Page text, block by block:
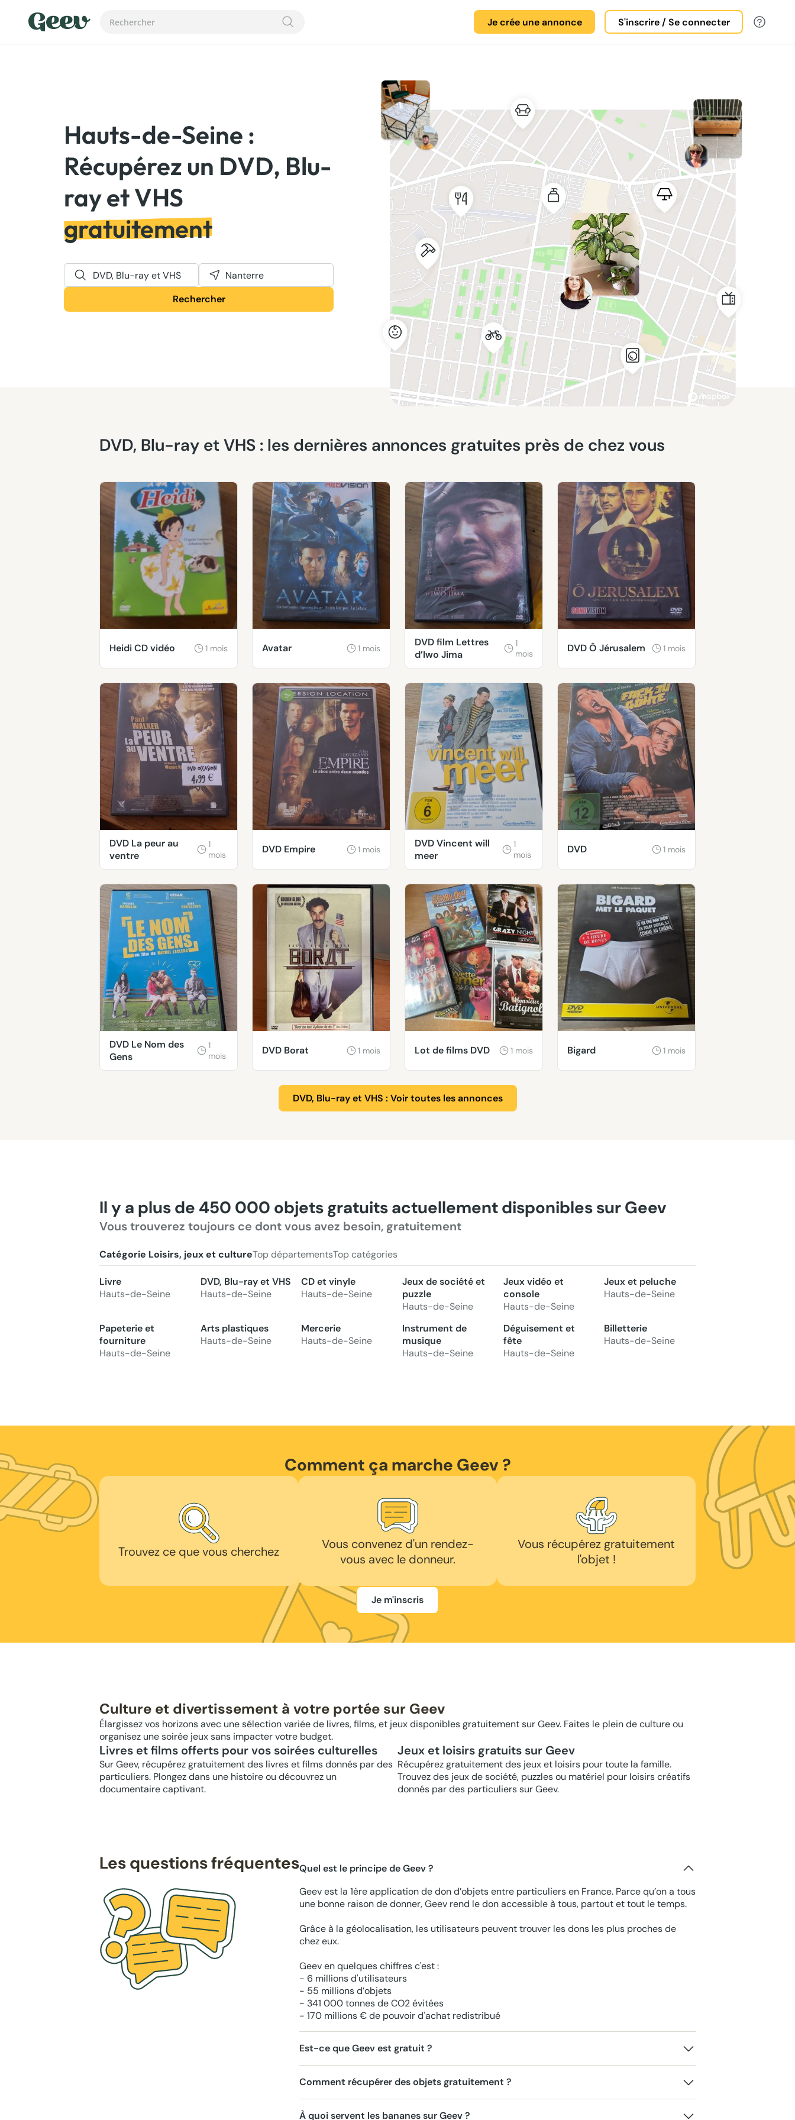
Je crée une annonce S'inscrire / Se connecter
Hauts-de-Seine :
Récupérez un DVD, Blu-
gratuitement
DVD, Blu-ray et VHS
Nanterre
Rechercher
DVD, Blu-ray et VHS : les dernières annonces gratuites près de chez vous
Heidi CD vidéo 1 mois Avatar 1 mois
DVD film Lettres
d’Iwo Jima
1
mois
DVD Ô Jérusalem 1 mois
DVD La peur au
ventre
1
mois
DVD Empire 1 mois
DVD Vincent will
meer
1
mois
DVD 1 mois
DVD Le Nom des
Gens
1
mois
DVD Borat 1 mois Lot de films DVD 1 mois Bigard 1 mois
DVD, Blu-ray et VHS : Voir toutes les annonces
Il y a plus de 450 000 objets gratuits actuellement disponibles sur Geev
Vous trouverez toujours ce dont vous avez besoin, gratuitement
Catégorie Loisirs, jeux et cultureTop départementsTop catégories
Livre
Hauts-de-Seine
DVD, Blu-ray et VHS
Hauts-de-Seine
CD et vinyle
Hauts-de-Seine
Jeux de société et
puzzle
Hauts-de-Seine
Jeux vidéo et
console
Hauts-de-Seine
Jeux et peluche
Hauts-de-Seine
Papeterie et
fourniture
Hauts-de-Seine
Arts plastiques
Hauts-de-Seine
Mercerie
Hauts-de-Seine
Instrument de
musique
Hauts-de-Seine
Déguisement et
fête
Hauts-de-Seine
Billetterie
Hauts-de-Seine
Comment ça marche Geev ?
Trouvez ce que vous cherchez
Vous convenez d'un rendez-
vous avec le donneur.
Vous récupérez gratuitement
l'objet !
Je m'inscris
Culture et divertissement à votre portée sur Geev
Élargissez vos horizons avec une sélection variée de livres, films, et jeux disponibles gratuitement sur Geev. Faites le plein de culture ou
organisez une soirée jeux sans impacter votre budget.
Livres et films offerts pour vos soirées culturelles
Sur Geev, récupérez gratuitement des livres et films donnés par des
particuliers. Plongez dans une histoire ou découvrez un
documentaire captivant.
Jeux et loisirs gratuits sur Geev
Récupérez gratuitement des jeux et loisirs pour toute la famille.
Trouvez des jeux de société, puzzles ou matériel pour loisirs créatifs
donnés par des particuliers sur Geev.
Les questions fréquentesQuel est le principe de Geev ?
Geev est la 1ère application de don d’objets entre particuliers en France. Parce qu’on a tous
une bonne raison de donner, Geev rend le don accessible à tous, partout et tout le temps.
Grâce à la géolocalisation, les utilisateurs peuvent trouver les dons les plus proches de
chez eux.
Geev en quelques chiffres c'est :
- 6 millions d'utilisateurs
- 55 millions d’objets
- 341 000 tonnes de CO2 évitées
- 170 millions € de pouvoir d'achat redistribué
Est-ce que Geev est gratuit ?
Comment récupérer des objets gratuitement ?
À quoi servent les bananes sur Geev ?